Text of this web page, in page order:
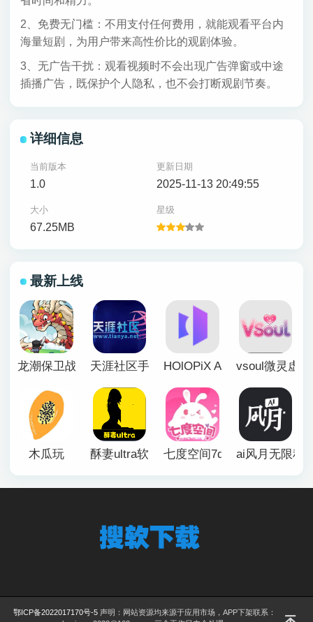
2、免费无门槛：不用支付任何费用，就能观看平台内
海量短剧，为用户带来高性价比的观剧体验。
3、无广告干扰：观看视频时不会出现广告弹窗或中途
插播广告，既保护个人隐私，也不会打断观剧节奏。
详细信息
当前版本
1.0
更新日期
2025-11-13 20:49:55
大小
67.25MB
星级
最新上线
龙潮保卫战 天涯社区手机版HOlOPiX AI手机版vsoul微灵虚
木瓜玩 酥妻ultra软件 七度空间7duapp正版
ai风月无限积
鄂ICP备2022017170号-5声明：网站资源均来源于应用市场，APP下架联系：